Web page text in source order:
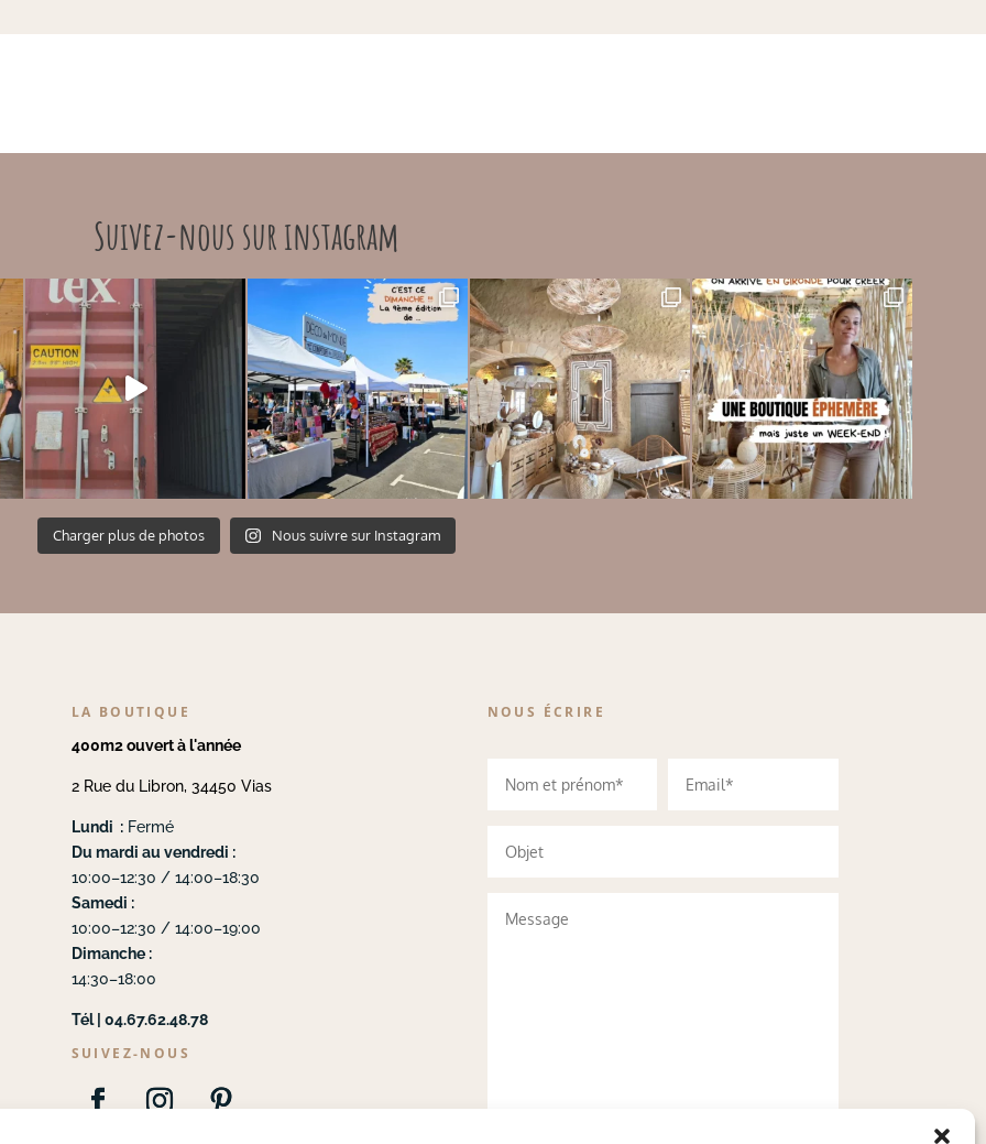
Suivez-nous sur instagram
Charger plus de photos Nous suivre sur Instagram
LA BOUTIQUE
400m2 ouvert à l'année
2 Rue du Libron, 34450 Vias
Lundi :Fermé
Du mardi au vendredi :
10:00–12:30 / 14:00–18:30
Samedi :
10:00–12:30 / 14:00–19:00
Dimanche :
14:30–18:00
Tél | 04.67.62.48.78
SUIVEZ-NOUS
NOUS ÉCRIRE